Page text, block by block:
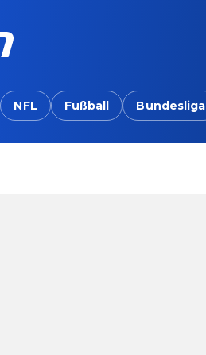
NFL Fußball Bundesliga